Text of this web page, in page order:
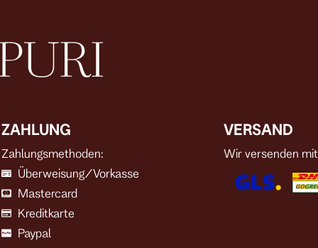
ZAHLUNG
Zahlungsmethoden:
Überweisung/Vorkasse
Mastercard
Kreditkarte
Paypal
VERSAND
Wir versenden mit